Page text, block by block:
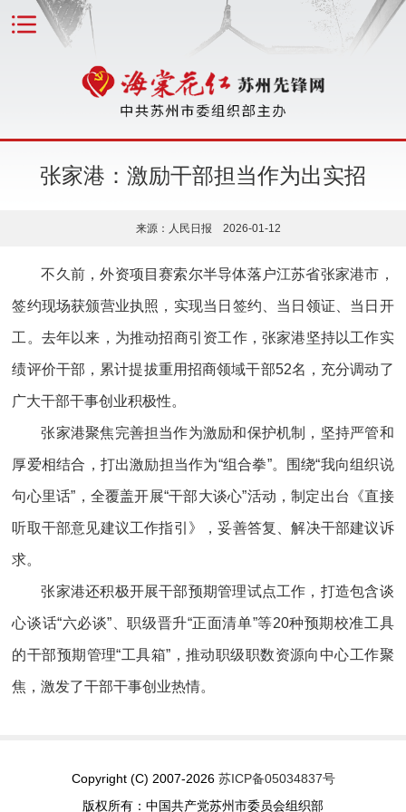
张家港：激励干部担当作为出实招
来源：人民日报 2026-01-12
不久前，外资项目赛索尔半导体落户江苏省张家港市，
签约现场获颁营业执照，实现当日签约、当日领证、当日开
工。去年以来，为推动招商引资工作，张家港坚持以工作实
绩评价干部，累计提拔重用招商领域干部52名，充分调动了
广大干部干事创业积极性。
张家港聚焦完善担当作为激励和保护机制，坚持严管和
厚爱相结合，打出激励担当作为“组合拳”。围绕“我向组织说
句心里话”，全覆盖开展“干部大谈心”活动，制定出台《直接
听取干部意见建议工作指引》，妥善答复、解决干部建议诉
求。
张家港还积极开展干部预期管理试点工作，打造包含谈
心谈话“六必谈”、职级晋升“正面清单”等20种预期校准工具
的干部预期管理“工具箱”，推动职级职数资源向中心工作聚
焦，激发了干部干事创业热情。
Copyright (C) 2007-2026 苏ICP备05034837号
版权所有：中国共产党苏州市委员会组织部